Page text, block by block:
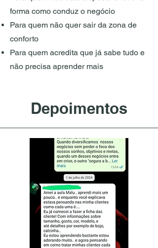
forma como conduz o negócio
Para quem não quer sair da zona de
conforto
Para quem acredita que já sabe tudo e
não precisa aprender mais
Depoimentos